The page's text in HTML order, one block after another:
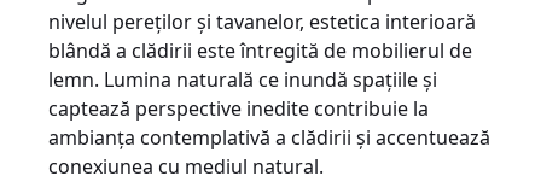
nivelul pereților și tavanelor, estetica interioară
blândă a clădirii este întregită de mobilierul de
lemn. Lumina naturală ce inundă spațiile și
captează perspective inedite contribuie la
ambianța contemplativă a clădirii și accentuează
conexiunea cu mediul natural.